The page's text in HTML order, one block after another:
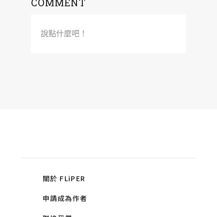
說點什麼吧！
關於 FLiPER
申請成為作者